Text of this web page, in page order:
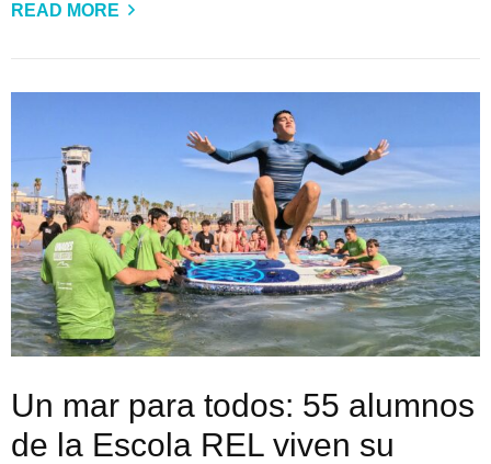
READ MORE
Un mar para todos: 55 alumnos
de la Escola REL viven su